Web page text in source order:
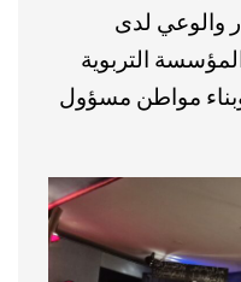
والوعي لدى
التربوية
مواطن مسؤول